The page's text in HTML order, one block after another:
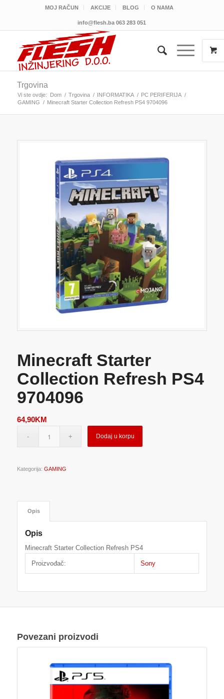
MOJ RAČUN AKCIJE BLOG O NAMA
info@flesh.ba 063 283 051
Trgovina
Vi ste ovdje: Dom / Trgovina / INFORMATIKA / PC PERIFERIJA /
GAMING / Minecraft Starter Collection Refresh PS4 9704096
Minecraft Starter
Collection Refresh PS4
9704096
64,90KM
Dodaj u korpu
Kategorija: GAMING
Opis
Opis
Minecraft Starter Collection Refresh PS4
Proizvođač: Sony
Povezani proizvodi